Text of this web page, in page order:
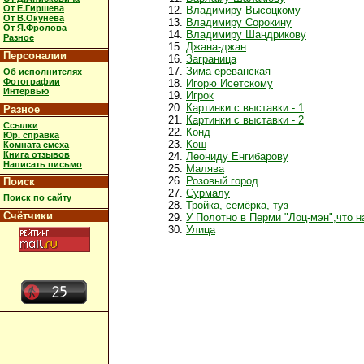
От Е.Гиршева
От В.Окунева
От Я.Фролова
Разное
Персоналии
Об исполнителях
Фотографии
Интервью
Разное
Ссылки
Юр. справка
Комната смеха
Книга отзывов
Написать письмо
Поиск
Поиск по сайту
Счётчики
Владимиру Высоцкому
Владимиру Сорокину
Владимиру Шандрикову
Джана-джан
Заграница
Зима ереванская
Игорю Исетскому
Игрок
Картинки с выставки - 1
Картинки с выставки - 2
Конд
Кош
Леониду Енгибарову
Малява
Розовый город
Сурмалу
Тройка, семёрка, туз
У Полотно в Перми "Лоц-мэн",что
Улица